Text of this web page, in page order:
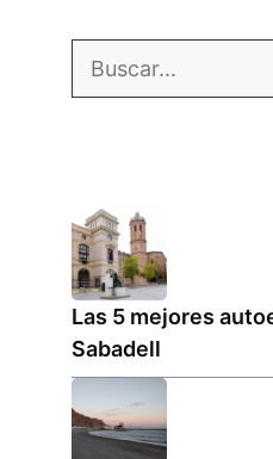
Buscar:
Las 5 mejores
Sabadell